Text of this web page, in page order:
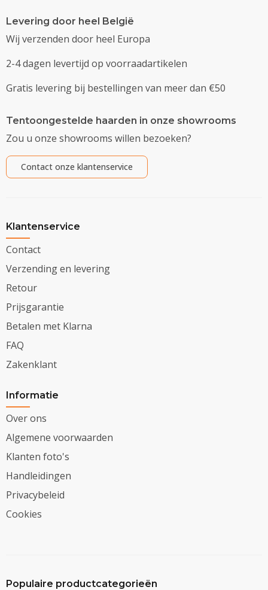
Levering door heel België
Wij verzenden door heel Europa
2-4 dagen levertijd op voorraadartikelen
Gratis levering bij bestellingen van meer dan €50
Tentoongestelde haarden in onze showrooms
Zou u onze showrooms willen bezoeken?
Contact onze klantenservice
Klantenservice
Contact
Verzending en levering
Retour
Prijsgarantie
Betalen met Klarna
FAQ
Zakenklant
Informatie
Over ons
Algemene voorwaarden
Klanten foto's
Handleidingen
Privacybeleid
Cookies
Populaire productcategorieën